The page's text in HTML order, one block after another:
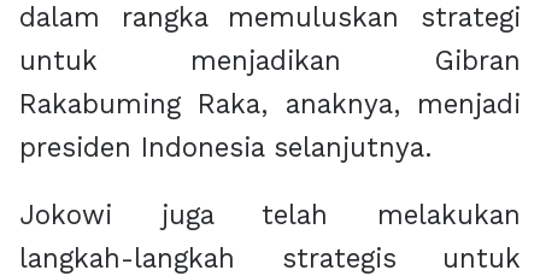
dalam rangka memuluskan strategi
untuk menjadikan Gibran
Rakabuming Raka, anaknya, menjadi
presiden Indonesia selanjutnya.
Jokowi juga telah melakukan
langkah-langkah strategis untuk